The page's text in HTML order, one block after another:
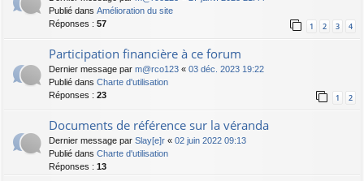
Publié dans Amélioration du site
Réponses : 57 1 2 3 4
Participation financière à ce forum
Dernier message par m@rco123 « 03 déc. 2023 19:22
Publié dans Charte d'utilisation
Réponses : 23 1 2
Documents de référence sur la véranda
Dernier message par Slay[e]r « 02 juin 2022 09:13
Publié dans Charte d'utilisation
Réponses : 13